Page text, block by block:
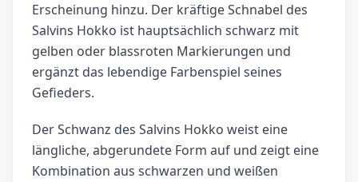
Erscheinung hinzu. Der kräftige Schnabel des
Salvins Hokko ist hauptsächlich schwarz mit
gelben oder blassroten Markierungen und
ergänzt das lebendige Farbenspiel seines
Gefieders.
Der Schwanz des Salvins Hokko weist eine
längliche, abgerundete Form auf und zeigt eine
Kombination aus schwarzen und weißen